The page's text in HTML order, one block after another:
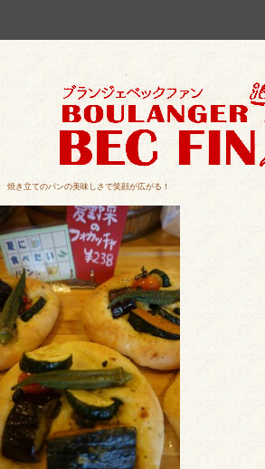
焼き立てのパンの美味しさで笑顔が広がる！